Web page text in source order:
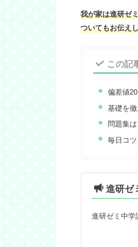
我が家は進研ゼ
ついてもお伝え
この記
偏差値
基礎を
問題集
毎日コ
進研ゼ
進研ゼミ中学